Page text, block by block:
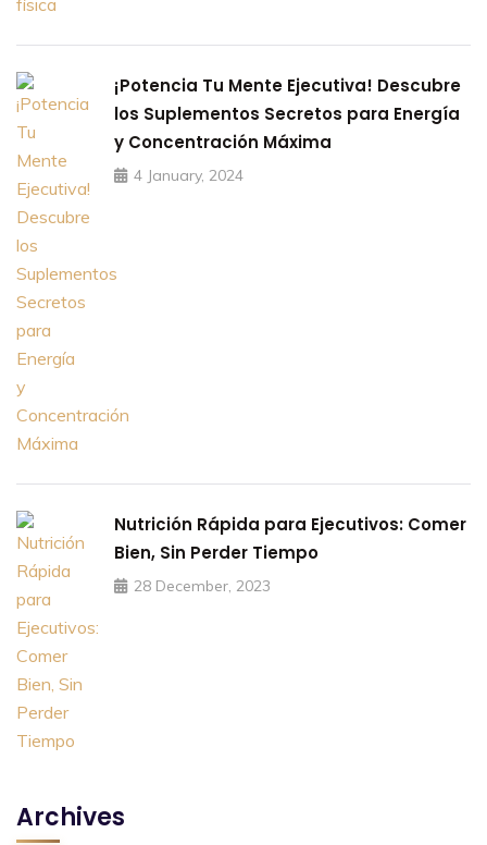
¡Potencia Tu Mente Ejecutiva! Descubre
los Suplementos Secretos para Energía
y Concentración Máxima
4 January, 2024
Nutrición Rápida para Ejecutivos: Comer
Bien, Sin Perder Tiempo
28 December, 2023
Archives